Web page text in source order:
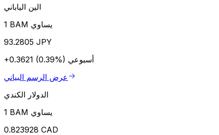
الين الياباني
1 BAM يساوي
93.2805 JPY
+0.3621 (0.39%) أسبوعي
عرض الرسم البياني
الدولار الكندي
1 BAM يساوي
0.823928 CAD